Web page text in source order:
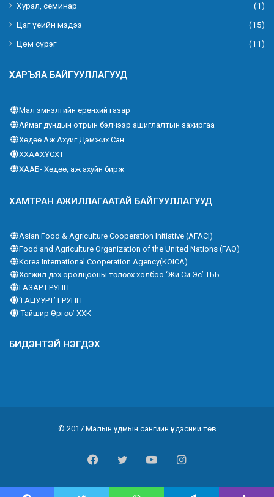
Хурал, семинар
(1)
Цаг үеийн мэдээ
(15)
Цөм сүрэг
(11)
ХАРЪЯА БАЙГУУЛЛАГУУД
Мал эмнэлгийн ерөнхий газар
Аймаг дундын отрын бэлчээр ашиглалтын захиргаа
Хөдөө Аж Ахуйг Дэмжих Сан
ХХААХҮСХТ
ХААБ- Хөдөө, аж ахуйн бирж
ХАМТРАН АЖИЛЛАГААТАЙ БАЙГУУЛЛАГУУД
Asian Food & Agriculture Cooperation Initiative (AFACI)
Food and Agriculture Organization of the United Nations (FAO)
Korea International Cooperation Agency(KOICA)
Хөгжил дэх оролцооны төлөөх холбоо ‘Жи Си Эс’ ТББ
ГАЗАР ГРУПП
‘ГАЦУУРТ’ ГРУПП
‘Тайшир Өргөө’ ХХК
БИДЭНТЭЙ НЭГДЭХ
© 2017 Малын удмын сангийн үндэсний төв
FacebookTwitter YouTubeInstagram